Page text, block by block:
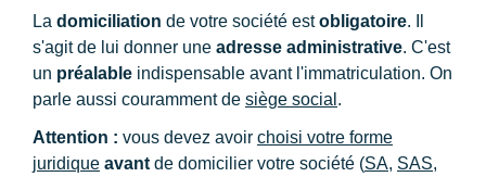
La domiciliation de votre société estobligatoire. Il
s'agit de lui donner une adresse administrative. C'est
un préalable indispensable avant l'immatriculation. On
parle aussi couramment de siège social .
Attention : vous devez avoir choisi votre forme
juridique avant de domicilier votre société (SA, SAS,